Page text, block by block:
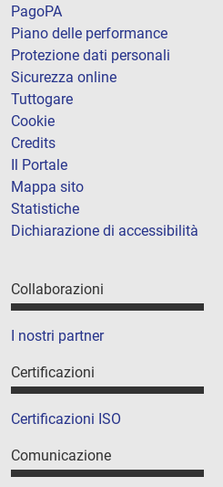
PagoPA
Piano delle performance
Protezione dati personali
Sicurezza online
Tuttogare
Cookie
Credits
Il Portale
Mappa sito
Statistiche
Dichiarazione di accessibilità
Collaborazioni
I nostri partner
Certificazioni
Certificazioni ISO
Comunicazione